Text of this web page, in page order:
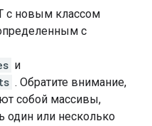
с новым классом
с
и
. Обратите внимание,
собой массивы,
один или несколько